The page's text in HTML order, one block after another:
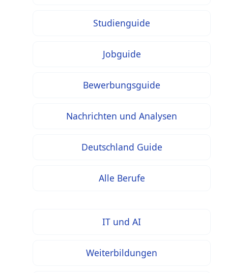
Studienguide
Jobguide
Bewerbungsguide
Nachrichten und Analysen
Deutschland Guide
Alle Berufe
IT und AI
Weiterbildungen